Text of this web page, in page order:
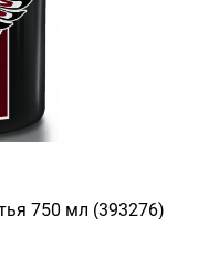
750 мл (393276)